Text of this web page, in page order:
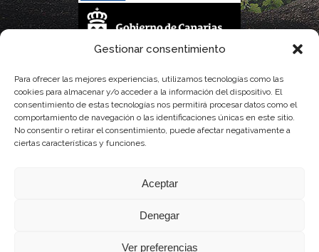
Gestionar consentimiento
Para ofrecer las mejores experiencias, utilizamos tecnologías como las
cookies para almacenar y/o acceder a la información del dispositivo. El
consentimiento de estas tecnologías nos permitirá procesar datos como el
comportamiento de navegación o las identificaciones únicas en este sitio.
No consentir o retirar el consentimiento, puede afectar negativamente a
ciertas características y funciones.
Aceptar
Denegar
Ver preferencias
parcialmente, por el Gobierno de Canarias
con fondos provenientes del presupuesto de gastos del Instituto Canario de
Calidad Agroalimentaria